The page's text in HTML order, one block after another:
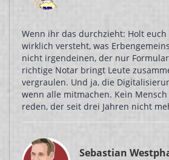
Wenn ihr das durchzieht: Holt
wirklich versteht, was
nicht irgendeinen, der nur
richtige Notar bringt Leute
vergraulen. Und ja, die
wenn alle mitmachen. Kein
reden, der seit drei Jahren nicht
Sebastian